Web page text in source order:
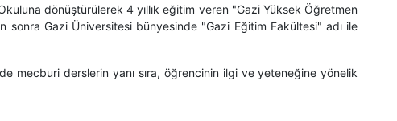
dönüştürülerek 4 yıllık eğitim veren "Gazi Yüksek Öğretmen
sonra Gazi Üniversitesi bünyesinde "Gazi Eğitim Fakültesi" adı ile
mecburi derslerin yanı sıra, öğrencinin ilgi ve yeteneğine yönelik